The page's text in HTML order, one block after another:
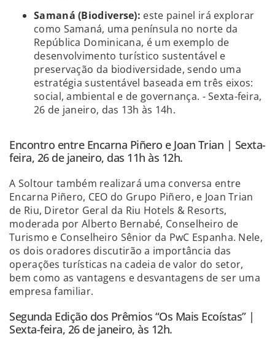
Samaná (Biodiverse): este painel irá explorar
como Samaná, uma península no norte da
República Dominicana, é um exemplo de
desenvolvimento turístico sustentável e
preservação da biodiversidade, sendo uma
estratégia sustentável baseada em três eixos:
social, ambiental e de governança. - Sexta-feira,
26 de janeiro, das 13h às 14h.
Encontro entre Encarna Piñero e Joan Trian | Sexta-
feira, 26 de janeiro, das 11h às 12h.
A Soltour também realizará uma conversa entre
Encarna Piñero, CEO do Grupo Piñero, e Joan Trian
de Riu, Diretor Geral da Riu Hotels & Resorts,
moderada por Alberto Bernabé, Conselheiro de
Turismo e Conselheiro Sênior da PwC Espanha. Nele,
os dois oradores discutirão a importância das
operações turísticas na cadeia de valor do setor,
bem como as vantagens e desvantagens de ser uma
empresa familiar.
Segunda Edição dos Prêmios “Os Mais Ecoístas” |
Sexta-feira, 26 de janeiro, às 12h.